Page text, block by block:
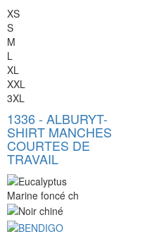
XS
S
M
L
XL
XXL
3XL
1336- ALBURYT-
SHIRT MANCHES
COURTES DE
TRAVAIL
Marine foncé ch